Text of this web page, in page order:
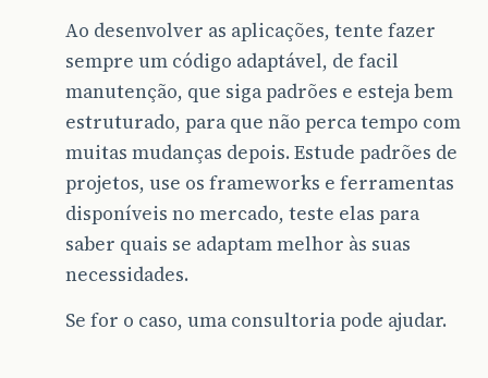
Ao desenvolver as aplicações, tente fazer
sempre um código adaptável, de facil
manutenção, que siga padrões e esteja bem
estruturado, para que não perca tempo com
muitas mudanças depois. Estude padrões de
projetos, use os frameworks e ferramentas
disponíveis no mercado, teste elas para
saber quais se adaptam melhor às suas
necessidades.
Se for o caso, uma consultoria pode ajudar.